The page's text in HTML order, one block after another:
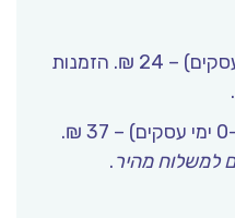
שליח עד הבית (3-5 ימי עסקים) – 24 ₪. הזמנות
למשלוח מהיר.